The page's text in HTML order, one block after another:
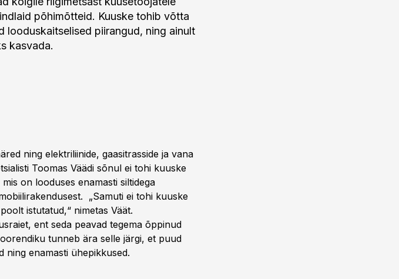
põhimõtteid. Kuuske tohib võtta
looduskaitselised piirangud, ning ainult
kasvada.
ning elektriliinide, gaasitrasside ja vana
Toomas Väädi sõnul ei tohi kuuske
on looduses enamasti siltidega
„Samuti ei tohi kuuske
istutatud,“ nimetas Väät.
ent seda peavad tegema õppinud
tunneb ära selle järgi, et puud
ning enamasti ühepikkused.